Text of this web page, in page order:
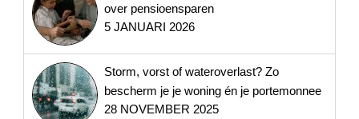
over pensioensparen
5 JANUARI 2026
Storm, vorst of wateroverlast? Zo
bescherm je je woning én je portemonnee
28 NOVEMBER 2025